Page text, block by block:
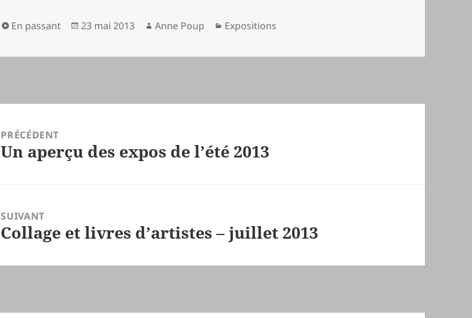
Format
En passant
Publié
23 mai 2013 Auteur
Anne Poup Catégories
Expositions
PRÉCÉDENT
Article
Un aperçu des expos de l’été 2013
SUIVANT
Article
Collage et livres d’artistes – juillet 2013